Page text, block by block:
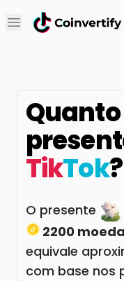
Open main menu
TikTok?
O presente
2200
equivale
com base nos